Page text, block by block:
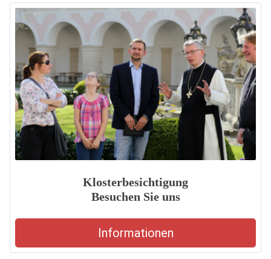
Klosterbesichtigung
Besuchen Sie uns
Informationen